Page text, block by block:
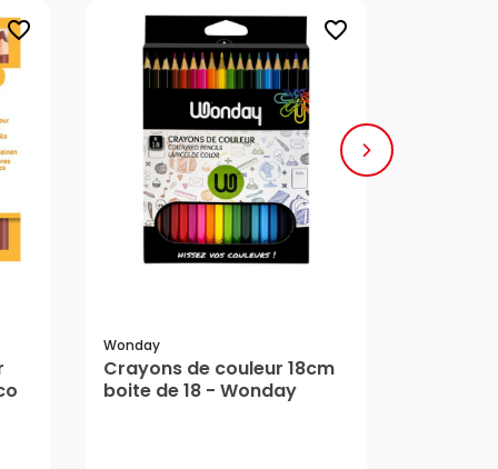
favorite_border favorite_border
Wonday
Crayons de couleur 18cm
boite de 18 - Wonday